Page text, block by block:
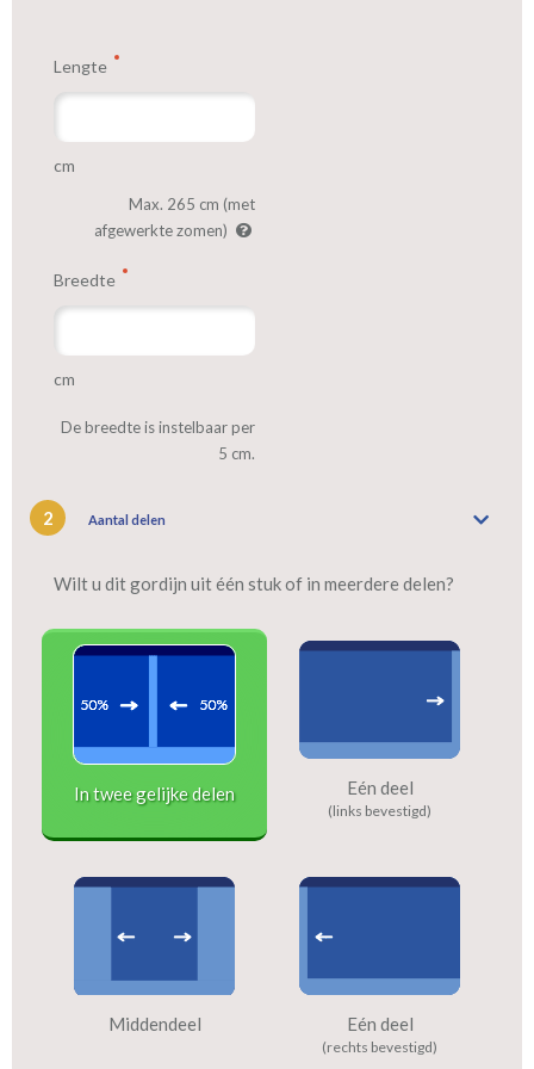
Lengte
cm
Max. 265 cm (met
afgewerkte zomen)
Breedte
cm
De breedte is instelbaar per
5 cm.
2 Aantal delen
Wilt u dit gordijn uit één stuk of in meerdere delen?
In twee gelijke delen Eén deel
(links bevestigd)
Middendeel Eén deel
(rechts bevestigd)